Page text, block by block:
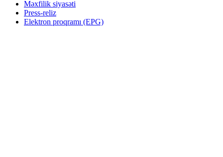
Məxfilik siyasəti
Press-reliz
Elektron proqramı (EPG)